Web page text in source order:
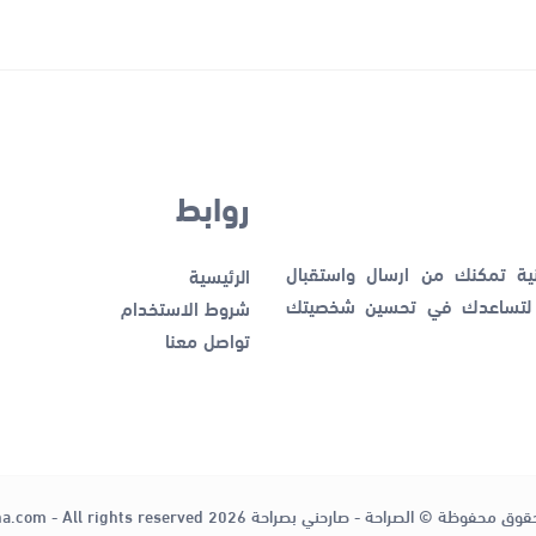
تمكنك من ارسال واستقبال
لتساعدك في تحسين شخصيتك
روابط
الرئيسية
شروط الاستخدام
تواصل معنا
محفوظة © الصراحة - صارحني بصراحة 2026 - All rights reserved